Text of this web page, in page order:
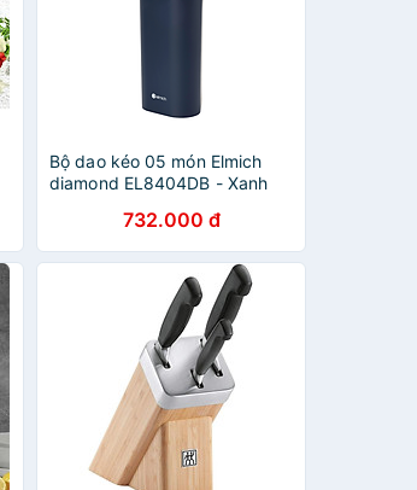
Bộ dao kéo 05 món Elmich
diamond EL8404DB - Xanh
732.000 đ